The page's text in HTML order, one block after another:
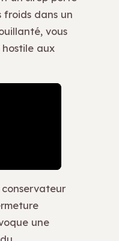
froids dans un
vous
aux
une